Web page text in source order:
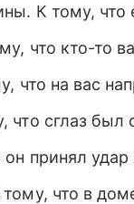
К тому, что
что кто-то
что на вас
что сглаз был
принял удар
что в